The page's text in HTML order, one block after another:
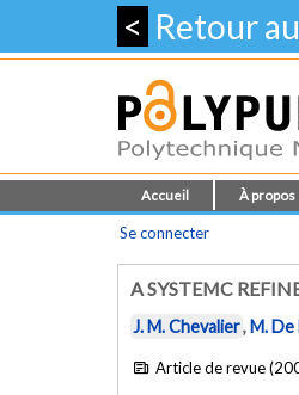
< Retour
Accueil À propos
Se connecter
A SYSTEMC
J. M. Chevalier,M. De
Article de revue